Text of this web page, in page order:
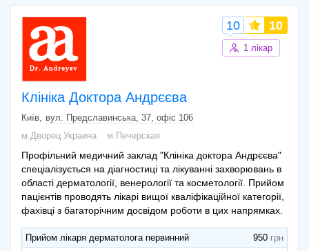
Електростимуляція імпульсними токами
м’язів тазового дна
500 грн
Розробка плану лікування ClinCheck
12840 грн
Ванна лікувальна+підводний душ-
45 хв.)
Клініка Доктора Андрєєва
10 10
1 лікар
Київ
вул. Предславинська, 37, офіс 106
м.Дворец Украина
м.Печерская
Профільний медичний заклад "Клініка доктора Андрєєва"
спеціалізується на діагностиці та лікуванні захворювань в
області дерматології, венерології та косметології. Прийом
пацієнтів проводять лікарі вищої кваліфікаційної категорії,
фахівці з багаторічним досвідом роботи в цих напрямках.
Прийом лікаря дерматолога первинний
950